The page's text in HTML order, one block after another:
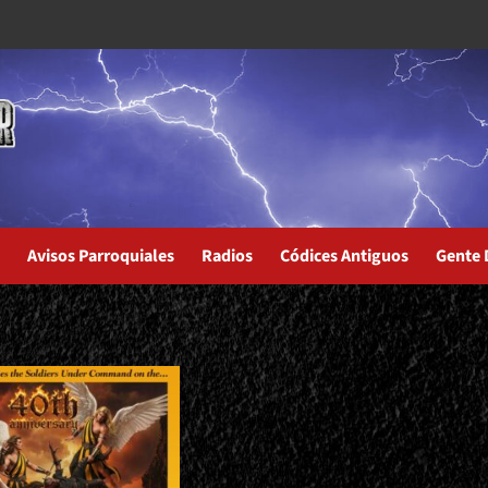
Avisos Parroquiales Radios Códices Antiguos Gente